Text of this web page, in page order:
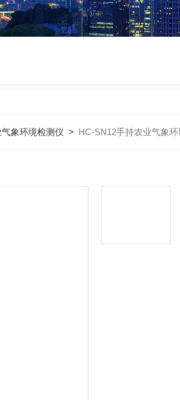
象环境检测仪 > HC-SN12手持农业气象环